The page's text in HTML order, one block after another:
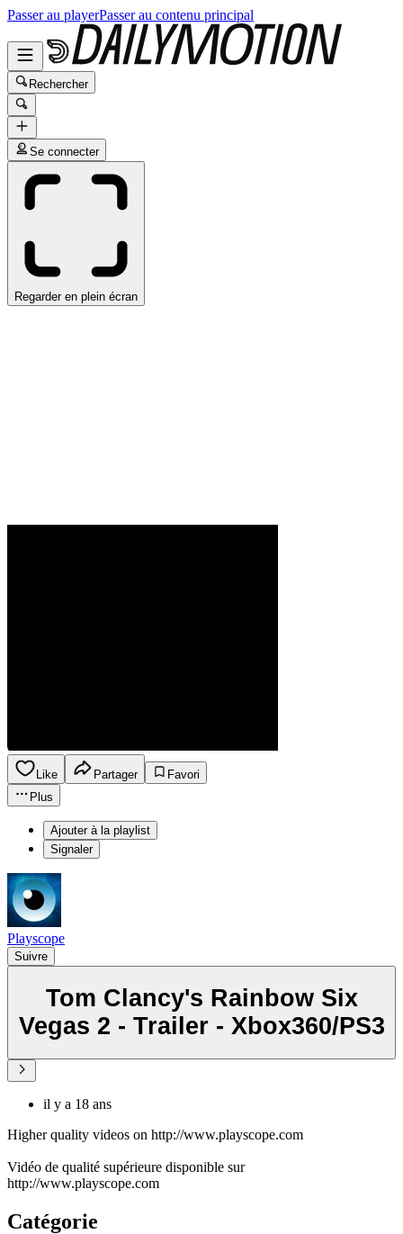
Passer au playerPasser au contenu principal
Rechercher
Se connecter
Regarder en plein écran
Like Partager
Favori
Plus
Ajouter à la playlist
Signaler
Playscope
Suivre
Tom Clancy's Rainbow Six
Vegas 2 - Trailer - Xbox360/PS3
il y a 18 ans
Higher quality videos on http://www.playscope.com
Vidéo de qualité supérieure disponible sur
http://www.playscope.com
Catégorie